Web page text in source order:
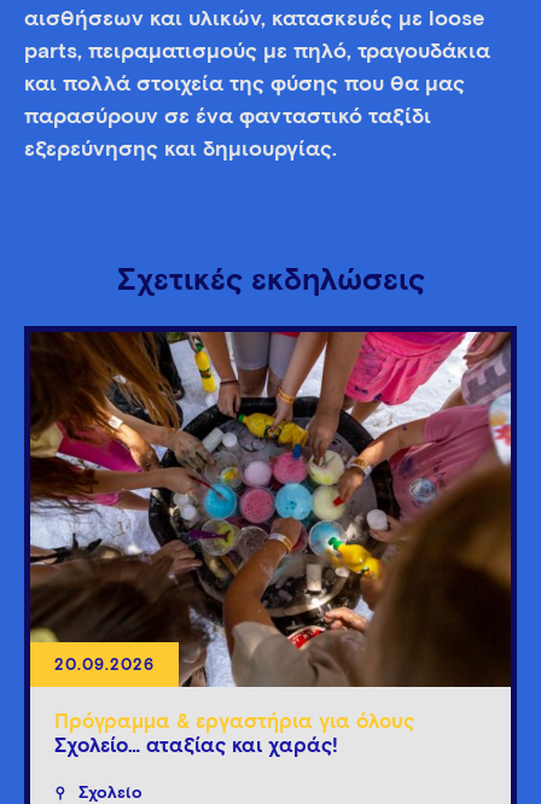
αισθήσεων και υλικών, κατασκευές με loose
parts, πειραματισμούς με πηλό, τραγουδάκια
και πολλά στοιχεία της φύσης που θα μας
παρασύρουν σε ένα φανταστικό ταξίδι
εξερεύνησης και δημιουργίας.
Σχετικές εκδηλώσεις
20.09.2026
Πρόγραμμα & εργαστήρια για όλους
Σχολείο… αταξίας και χαράς!
Σχολείο